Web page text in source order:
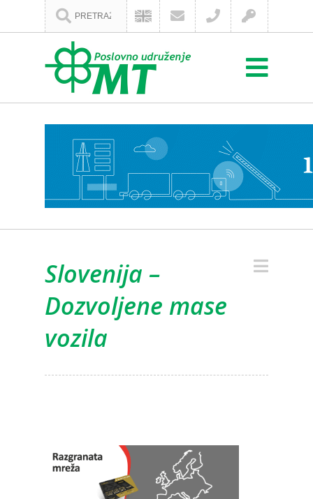
Slovenija –
Dozvoljene mase
vozila